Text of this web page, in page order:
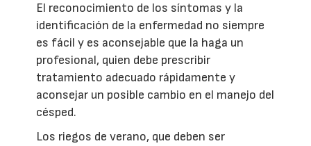
El reconocimiento de los síntomas y la
identificación de la enfermedad no siempre
es fácil y es aconsejable que la haga un
profesional, quien debe prescribir
tratamiento adecuado rápidamente y
aconsejar un posible cambio en el manejo del
césped.
Los riegos de verano, que deben ser